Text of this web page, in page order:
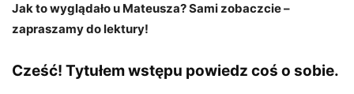
Jak to wyglądało u Mateusza? Sami zobaczcie –
zapraszamy do lektury!
Cześć! Tytułem wstępu powiedz coś o sobie.